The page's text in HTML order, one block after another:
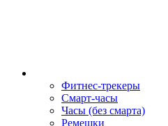
Фитнес-трекеры
Смарт-часы
Часы (без смарта)
Ремешки